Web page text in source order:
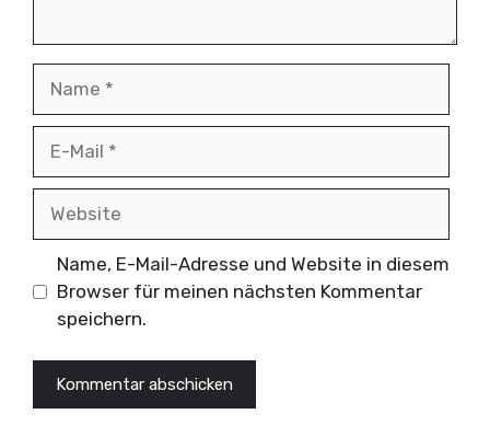
Mail
Name, E-Mail-Adresse und Website in diesem
Browser für meinen nächsten Kommentar
speichern.